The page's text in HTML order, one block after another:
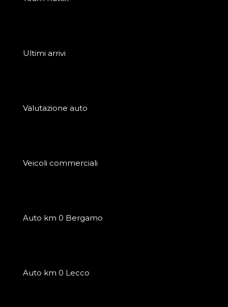
Ultimi arrivi
Valutazione auto
Veicoli commerciali
Auto km 0 Bergamo
Auto km 0 Lecco